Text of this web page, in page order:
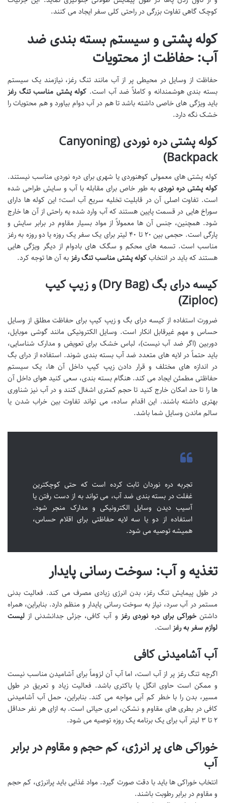
کوچک گاهی تفاوت بزرگی در راحتی کلی سفر ایجاد می کنند.
کوله پشتی و سیستم بسته بندی ضد
آب: حفاظت از محتویات
حفاظت از وسایل در محیطی پر از آب مانند تنگ رغز، نیازمند یک سیستم
بسته بندی هوشمندانه و کاملاً ضد آب است. کوله پشتی مناسب تنگ رغز
باید ویژگی های خاصی داشته باشد تا هم در آب دوام بیاورد و هم محتویات را
خشک نگه دارد.
کوله پشتی دره نوردی (Canyoning
Backpack)
کوله پشتی های معمولی کوهنوردی یا شهری برای دره نوردی مناسب نیستند.
کوله پشتی دره نوردی به طور خاص برای مقابله با آب و سایش طراحی شده
است. تفاوت اصلی آن در قابلیت تخلیه سریع آب است؛ این کوله ها دارای
سوراخ هایی در قسمت پایین هستند که آب وارد شده به راحتی از آن ها خارج
شود. همچنین، جنس آن ها معمولاً از مواد بسیار مقاوم در برابر سایش و
پارگی است. حجمی بین ۲۰ تا ۴۰ لیتر برای یک سفر یک روزه یا دو روزه به رغز
مناسب است. تسمه های محکم و سگک های بادوام از دیگر ویژگی هایی
هستند که باید در انتخابکوله پشتی مناسب تنگ رغز به آن ها توجه کرد.
کیسه درای بگ (Dry Bag) و زیپ کیپ
(Ziploc)
ضرورت استفاده از کیسه درای بگ و زیپ کیپ برای حفاظت مطلق از وسایل
حساس و مهم غیرقابل انکار است. وسایل الکترونیکی مانند گوشی موبایل،
دوربین (اگر ضد آب نیست)، لباس خشک برای تعویض و مدارک شناسایی،
باید حتماً در لایه های متعدد ضد آب بسته بندی شوند. استفاده از درای بگ
در اندازه های مختلف و قرار دادن زیپ کیپ داخل آن ها، یک سیستم
حفاظتی مطمئن ایجاد می کند. هنگام بسته بندی، سعی کنید هوای داخل آن
ها را تا حد امکان خارج کنید تا حجم کمتری اشغال کنند و در آب نیز شناوری
بهتری داشته باشند. این اقدام ساده، می تواند تفاوت بین خراب شدن یا
سالم ماندن وسایل شما باشد.
تجربه دره نوردان ثابت کرده است که حتی کوچکترین
غفلت در بسته بندی ضد آب، می تواند به از دست رفتن یا
آسیب دیدن وسایل الکترونیکی و مدارک منجر شود.
استفاده از دو یا سه لایه حفاظتی برای اقلام حساس،
همیشه توصیه می شود.
تغذیه و آب: سوخت رسانی پایدار
در طول پیمایش تنگ رغز، بدن انرژی زیادی مصرف می کند. فعالیت بدنی
مستمر در آب سرد، نیاز به سوخت رسانی پایدار و منظم دارد. بنابراین، همراه
داشتنخوراکی برای دره نوردی رغز و آب کافی، جزئی جدانشدنی از لیست
لوازم سفر به رغز است.
آب آشامیدنی کافی
اگرچه تنگ رغز پر از آب است، اما آب آن لزوماً برای آشامیدن مناسب نیست
و ممکن است حاوی انگل یا باکتری باشد. فعالیت زیاد و تعریق در طول
مسیر، بدن را با خطر کم آبی مواجه می کند. بنابراین، حمل آب آشامیدنی
کافی در بطری های مقاوم و نشکن، امری حیاتی است. به ازای هر نفر حداقل
۲ تا ۳ لیتر آب برای یک برنامه یک روزه توصیه می شود.
خوراکی های پر انرژی، کم حجم و مقاوم در برابر
آب
انتخاب خوراکی ها باید با دقت صورت گیرد. مواد غذایی باید پرانرژی، کم حجم
و مقاوم در برابر رطوبت باشند.